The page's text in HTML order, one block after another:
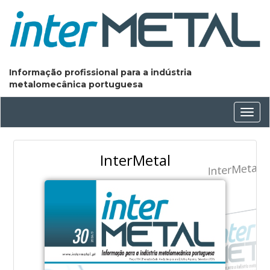
Informação profissional para a indústria
metalomecânica portuguesa
InterMetal InterMetal